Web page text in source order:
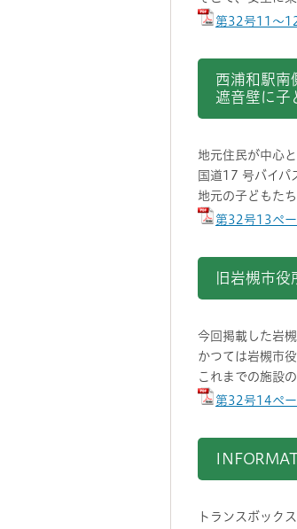
第32号11～
西浦和駅南
遮音壁に子
地元住民が中心
国道17 号バイパ
地元の子どもた
第32号13ペ
旧岩槻市
今回掲載した岩
かつては岩槻市
これまでの施設
第32号14ペ
トランスボック